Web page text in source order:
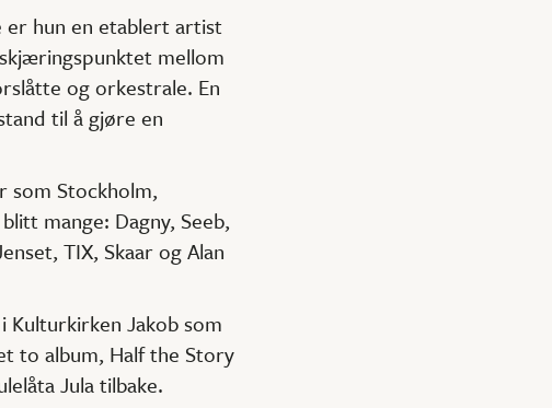
er hun en etablert artist
mellom
og orkestrale. En
til å gjøre en
som Stockholm,
mange: Dagny, Seeb,
TIX, Skaar og Alan
Jakob som
to album, Half the Story
Jula tilbake.